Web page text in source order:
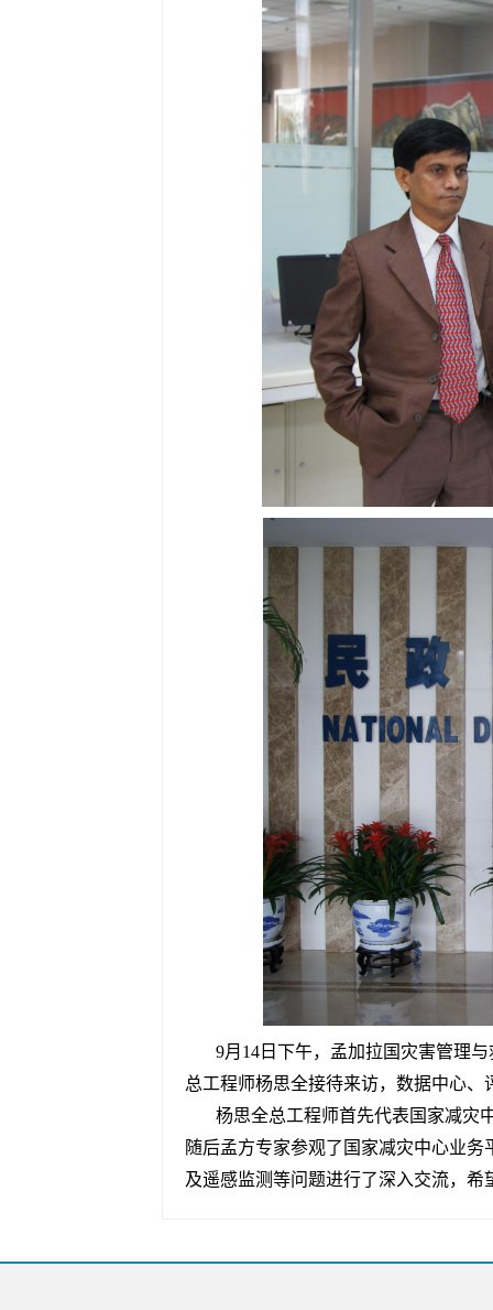
9月14日下午，孟加拉国灾害管理
总工程师杨思全接待来访，数据中心
杨思全总工程师首先代表国家减灾
随后孟方专家参观了国家减灾中心业
及遥感监测等问题进行了深入交流，